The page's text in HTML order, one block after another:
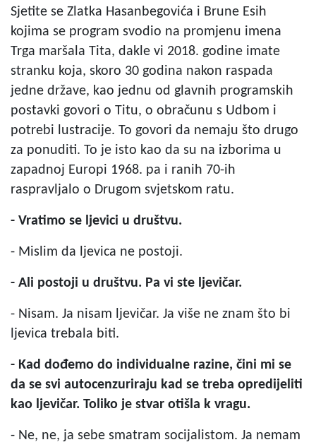
Sjetite se Zlatka Hasanbegovića i Brune Esih
kojima se program svodio na promjenu imena
Trga maršala Tita, dakle vi 2018. godine imate
stranku koja, skoro 30 godina nakon raspada
jedne države, kao jednu od glavnih programskih
postavki govori o Titu, o obračunu s Udbom i
potrebi lustracije. To govori da nemaju što drugo
za ponuditi. To je isto kao da su na izborima u
zapadnoj Europi 1968. pa i ranih 70-ih
raspravljalo o Drugom svjetskom ratu.
- Vratimo se ljevici u društvu.
- Mislim da ljevica ne postoji.
- Ali postoji u društvu. Pa vi ste ljevičar.
- Nisam. Ja nisam ljevičar. Ja više ne znam što bi
ljevica trebala biti.
- Kad dođemo do individualne razine, čini mi se
da se svi autocenzuriraju kad se treba opredijeliti
kao ljevičar. Toliko je stvar otišla k vragu.
- Ne, ne, ja sebe smatram socijalistom. Ja nemam